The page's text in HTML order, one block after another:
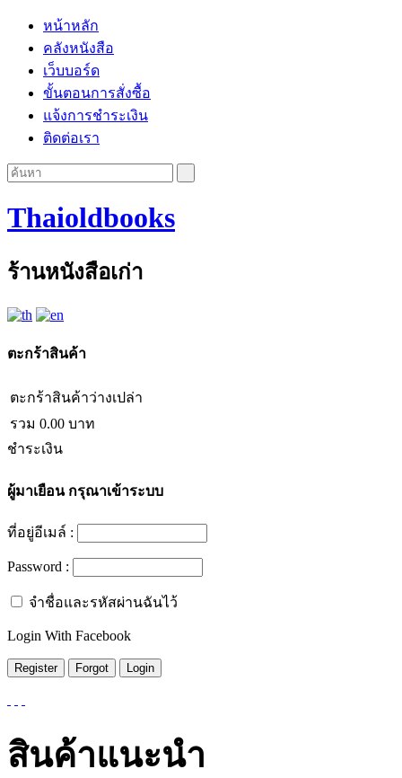
หน้าหลัก
คลังหนังสือ
เว็บบอร์ด
ขั้นตอนการสั่งซื้อ
แจ้งการชำระเงิน
ติดต่อเรา
Thaioldbooks
ร้านหนังสือเก่า
ตะกร้าสินค้า
ตะกร้าสินค้าว่างเปล่า
รวม 0.00 บาท
ชำระเงิน
ผู้มาเยือนกรุณาเข้าระบบ
ที่อยู่อีเมล์ :
Password :
จำชื่อและรหัสผ่านฉันไว้
Login With Facebook
สินค้าแนะนำ